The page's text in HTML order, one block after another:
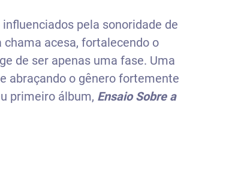
pela sonoridade de
acesa, fortalecendo o
de ser apenas uma fase. Uma
abraçando o gênero fortemente
primeiro álbum, Ensaio Sobre a